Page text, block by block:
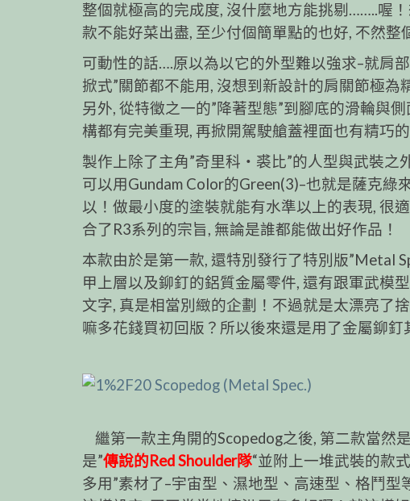
整個就極高的完成度, 沒什麼地方能挑剔……..喔
款不能好菜出盡, 至少付個簡單點的也好, 不然整
可動性的話….原以為以它的外型難以強求–就肩
掀式”關節都不能用, 沒想到新設計的肩關節極為
另外, 從特徵之一的”降著型態”到腳底的滑輪與
構都有完美重現, 再掀開駕駛艙蓋裡面也有精巧
製作上除了主角”奇里科‧裘比”的人型與武裝之
可以用Gundam Color的Green(3)–也就是薩克
以！做最小度的塗裝就能有水準以上的表現, 很
合了R3系列的宗旨, 無論是誰都能做出好作品！
本款由於是第一款, 還特別發行了特別版”Metal
甲上層以及鉚釘的鋁質金屬零件, 還有跟軍武模
文字, 真是相當別緻的企劃！不過就是太漂亮了
嘛多花錢買初回版？所以後來還是用了金屬鉚
繼第一款主角開的Scopedog之後, 第二款當然
是”傳說的Red Shoulder隊“並附上一堆武裝的款
多用”素材了–宇宙型、濕地型、高速型、格鬥